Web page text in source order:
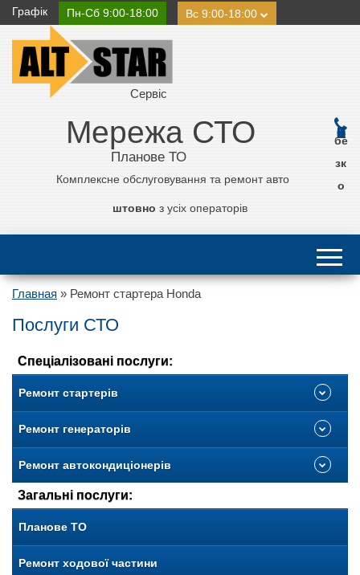
Графік Пн-Сб 9:00-18:00 Вс 9:00-18:00
Сервіс
Мережа СТО
Планове ТО
Комплексне обслуговування та ремонт авто
0 800 21 11 50
бе
зк
о
штовно з усіх операторів
Главная » Ремонт стартера Honda
Послуги СТО
Спеціалізовані послуги:
Ремонт стартерів
Ремонт генераторів
Ремонт автокондиціонерів
Загальні послуги:
Планове ТО
Ремонт ходової частини